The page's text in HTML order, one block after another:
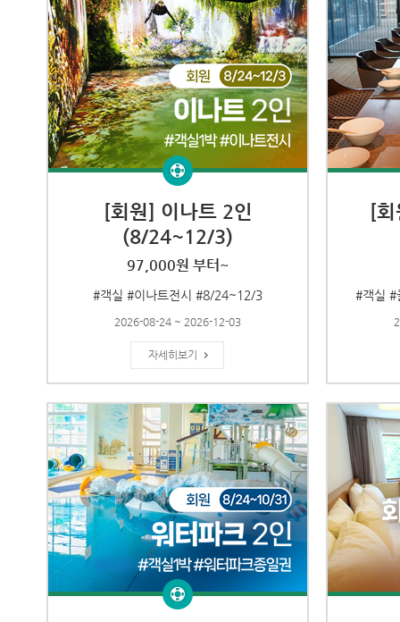
[회원] 이나트 2인
(8/24~12/3)
97,000원 부터~
#객실 #이나트전시 #8/24~12/3
2026-08-24 ~ 2026-12-03
자세히보기
[
#객실